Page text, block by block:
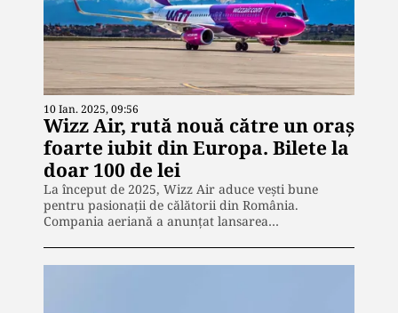
10 Ian. 2025, 09:56
Wizz Air, rută nouă către un oraș
foarte iubit din Europa. Bilete la
doar 100 de lei
La început de 2025, Wizz Air aduce vești bune
pentru pasionații de călătorii din România.
Compania aeriană a anunțat lansarea…